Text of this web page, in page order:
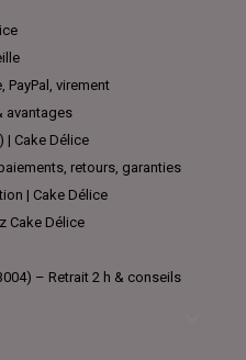
PayPal, virement
avantages
| Cake Délice
retours, garanties
| Cake Délice
Cake Délice
– Retrait 2 h & conseils